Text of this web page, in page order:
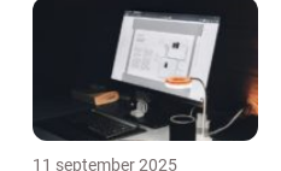
11 september 2025